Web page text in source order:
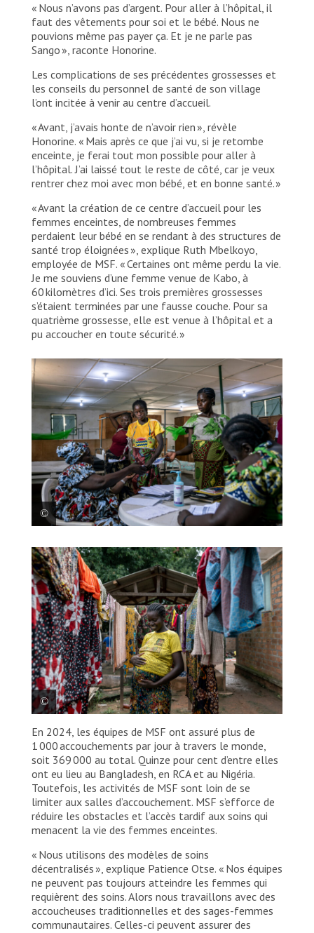
« Nous n’avons pas d’argent. Pour aller à l’hôpital, il
faut des vêtements pour soi et le bébé. Nous ne
pouvions même pas payer ça. Et je ne parle pas
Sango », raconte Honorine.
Les complications de ses précédentes grossesses et
les conseils du personnel de santé de son village
l’ont incitée à venir au centre d’accueil.
« Avant, j’avais honte de n’avoir rien », révèle
Honorine. « Mais après ce que j’ai vu, si je retombe
enceinte, je ferai tout mon possible pour aller à
l’hôpital. J’ai laissé tout le reste de côté, car je veux
rentrer chez moi avec mon bébé, et en bonne santé. »
« Avant la création de ce centre d’accueil pour les
femmes enceintes, de nombreuses femmes
perdaient leur bébé en se rendant à des structures de
santé trop éloignées », explique Ruth Mbelkoyo,
employée de MSF. « Certaines ont même perdu la vie.
Je me souviens d’une femme venue de Kabo, à
60 kilomètres d’ici. Ses trois premières grossesses
s’étaient terminées par une fausse couche. Pour sa
quatrième grossesse, elle est venue à l’hôpital et a
pu accoucher en toute sécurité. »
les femmes enceintes. République centrafricaine,
2025. © Arlette Bashizi
Alida est hébergée au centre d’accueil de la Bignola
de MSF. Elle était dans un état critique lorsqu’elle a
été transférée à l’hôpital de Batangafo pour une
transfusion sanguine. Elle attend désormais
patiemment le jour de son accouchement.
« Certaines personnes dénigrent les femmes qui
viennent à la Bignola. Pour moi, ce qui est important
c’est ma santé. » République centrafricaine, 2025.
© Arlette Bashizi
En 2024, les équipes de MSF ont assuré plus de
1 000 accouchements par jour à travers le monde,
soit 369 000 au total. Quinze pour cent d’entre elles
ont eu lieu au Bangladesh, en RCA et au Nigéria.
Toutefois, les activités de MSF sont loin de se
limiter aux salles d’accouchement. MSF s’efforce de
réduire les obstacles et l’accès tardif aux soins qui
menacent la vie des femmes enceintes.
« Nous utilisons des modèles de soins
décentralisés », explique Patience Otse. « Nos équipes
ne peuvent pas toujours atteindre les femmes qui
requièrent des soins. Alors nous travaillons avec des
accoucheuses traditionnelles et des sages-femmes
communautaires. Celles-ci peuvent assurer des